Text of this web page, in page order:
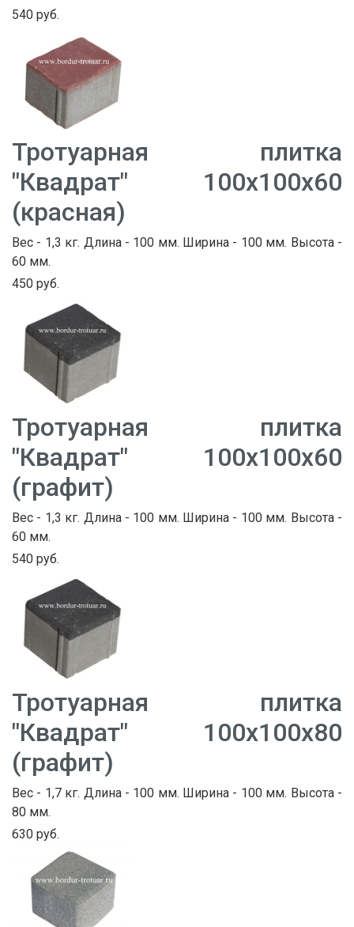
540 руб.
Тротуарная плитка
"Квадрат" 100х100х60
(красная)
Вес - 1,3 кг. Длина - 100 мм. Ширина - 100 мм. Высота -
60 мм.
450 руб.
Тротуарная плитка
"Квадрат" 100х100х60
(графит)
Вес - 1,3 кг. Длина - 100 мм. Ширина - 100 мм. Высота -
60 мм.
540 руб.
Тротуарная плитка
"Квадрат" 100х100х80
(графит)
Вес - 1,7 кг. Длина - 100 мм. Ширина - 100 мм. Высота -
80 мм.
630 руб.